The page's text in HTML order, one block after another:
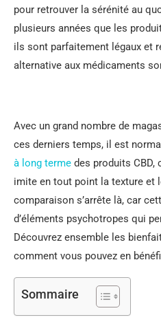
pour retrouver la sérénité au
plusieurs années que les
ils sont parfaitement légaux et
alternative aux médicaments
Avec un grand nombre de
ces derniers temps, il est
à long terme des produits CBD,
imite en tout point la texture et
comparaison s’arrête là, car
d’éléments psychotropes qui
Découvrez ensemble les
comment vous pouvez en
Sommaire